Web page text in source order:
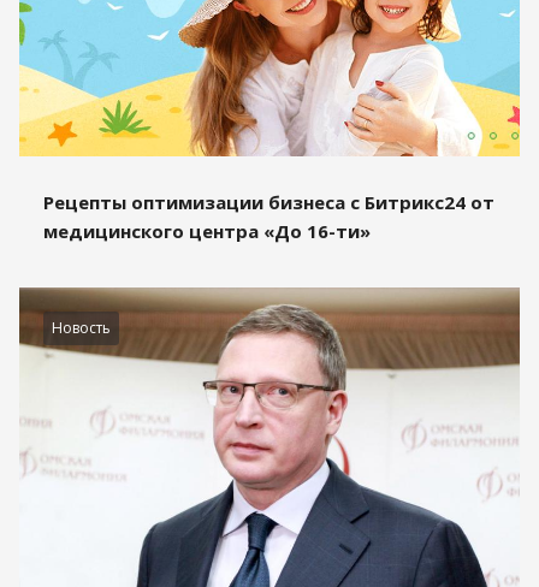
Рецепты оптимизации бизнеса с Битрикс24 от
медицинского центра «До 16-ти»
Новость